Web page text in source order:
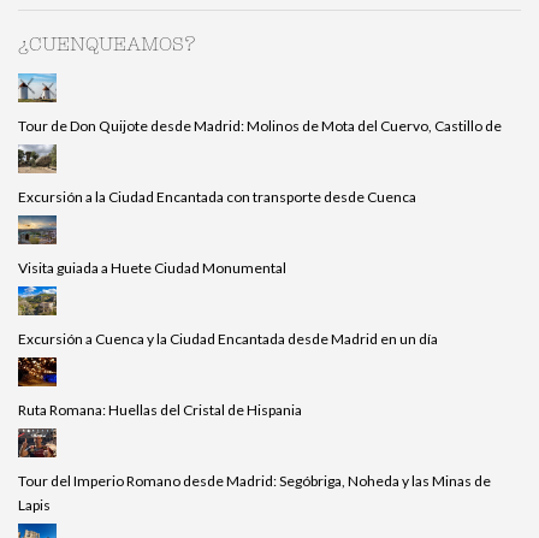
¿CUENQUEAMOS?
Tour de Don Quijote desde Madrid: Molinos de Mota del Cuervo, Castillo de
Excursión a la Ciudad Encantada con transporte desde Cuenca
Visita guiada a Huete Ciudad Monumental
Excursión a Cuenca y la Ciudad Encantada desde Madrid en un día
Ruta Romana: Huellas del Cristal de Hispania
Tour del Imperio Romano desde Madrid: Segóbriga, Noheda y las Minas de
Lapis